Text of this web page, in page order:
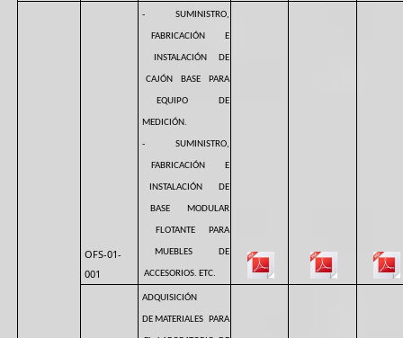
OFS-01-
001
- SUMINISTRO,
FABRICACIÓN E
INSTALACIÓN DE
CAJÓN BASE PARA
EQUIPO DE
MEDICIÓN.
- SUMINISTRO,
FABRICACIÓN E
INSTALACIÓN DE
BASE MODULAR
FLOTANTE PARA
MUEBLES DE
ACCESORIOS. ETC.
ADQUISICIÓN
DE MATERIALES PARA